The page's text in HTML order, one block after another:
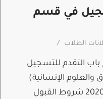
في قسم
الطلاب /
التقدم للتسجيل
الإنسانية)
للفصل الدراسي الثاني 2019 – 2020 شروط القبول